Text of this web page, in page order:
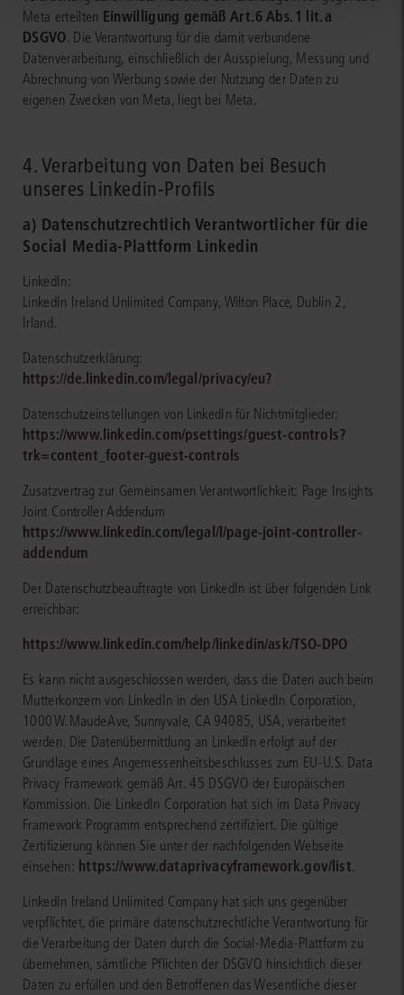
Meta erteilten Einwilligung gemäß Art. 6 Abs. 1 lit. a
DSGVO . Die Verantwortung für die damit verbundene
Datenverarbeitung, einschließlich der Ausspielung, Messung und
Abrechnung von Werbung sowie der Nutzung der Daten zu
eigenen Zwecken von Meta, liegt bei Meta.
4. Verarbeitung von Daten bei Besuch
unseres Linkedin-Profils
a) Datenschutzrechtlich Verantwortlicher für die
Social Media-Plattform Linkedin
LinkedIn:
LinkedIn Ireland Unlimited Company, Wilton Place, Dublin 2,
Irland.
Datenschutzerklärung:
https://de.linkedin.com/legal/privacy/eu?
Datenschutzeinstellungen von LinkedIn für Nichtmitglieder:
https://www.linkedin.com/psettings/guest-controls?
trk=content_footer-guest-controls
Zusatzvertrag zur Gemeinsamen Verantwortlichkeit: Page Insights
Joint Controller Addendum
https://www.linkedin.com/legal/l/page-joint-controller-
addendum
Der Datenschutzbeauftragte von LinkedIn ist über folgenden Link
erreichbar:
https://www.linkedin.com/help/linkedin/ask/TSO-DPO
Es kann nicht ausgeschlossen werden, dass die Daten auch beim
Mutterkonzern von LinkedIn in den USA LinkedIn Corporation,
1000 W. Maude Ave, Sunnyvale, CA 94085, USA, verarbeitet
werden. Die Datenübermittlung an LinkedIn erfolgt auf der
Grundlage eines Angemessenheitsbeschlusses zum EU-U.S. Data
Privacy Framework gemäß Art. 45 DSGVO der Europäischen
Kommission. Die LinkedIn Corporation hat sich im Data Privacy
Framework Programm entsprechend zertifiziert. Die gültige
Zertifizierung können Sie unter der nachfolgenden Webseite
einsehen: https://www.dataprivacyframework.gov/list
LinkedIn Ireland Unlimited Company hat sich uns gegenüber
verpflichtet, die primäre datenschutzrechtliche Verantwortung für
die Verarbeitung der Daten durch die Social-Media-Plattform zu
übernehmen, sämtliche Pflichten der DSGVO hinsichtlich dieser
Daten zu erfüllen und den Betroffenen das Wesentliche dieser